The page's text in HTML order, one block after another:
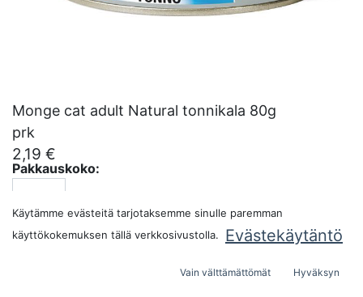
Monge cat adult Natural tonnikala 80g
prk
2,19 €
Pakkauskoko:
LISÄÄ OSTOSKORIIN
Käytämme evästeitä tarjotaksemme sinulle paremman
käyttökokemuksen tällä verkkosivustolla.
Evästekäytäntö
Vain välttämättömät Hyväksyn